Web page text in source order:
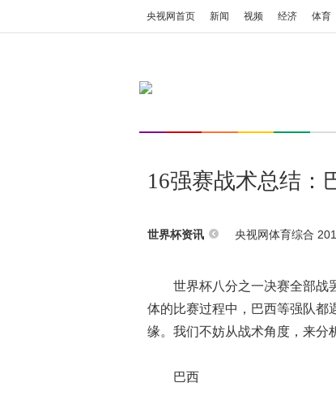
央视网首页 新闻 视频 经济 体育
16强赛战术总结：
世界杯资讯 央视网体育综合
世界杯八分之一决赛全部战
体的比赛过程中，巴西等强队都
缘。我们不妨从战术角度，来分
巴西